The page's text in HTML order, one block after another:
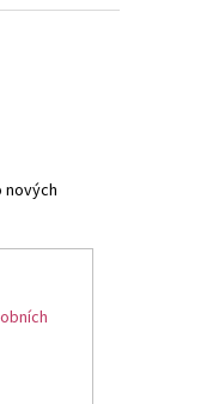
nových